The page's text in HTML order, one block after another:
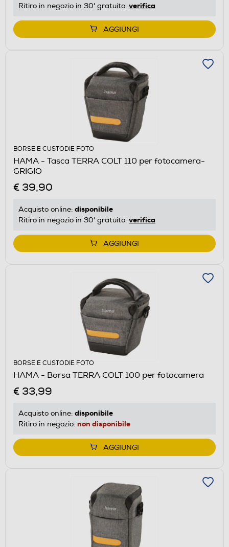
Ritiro in negozio in 30' gratuito: verifica
AGGIUNGI
BORSE E CUSTODIE FOTO
HAMA - Tasca TERRA COLT 110 per fotocamera-
GRIGIO
€ 39,90
Acquisto online: disponibile
Ritiro in negozio in 30' gratuito: verifica
AGGIUNGI
BORSE E CUSTODIE FOTO
HAMA - Borsa TERRA COLT 100 per fotocamera
€ 33,99
Acquisto online: disponibile
Ritiro in negozio: non disponibile
AGGIUNGI